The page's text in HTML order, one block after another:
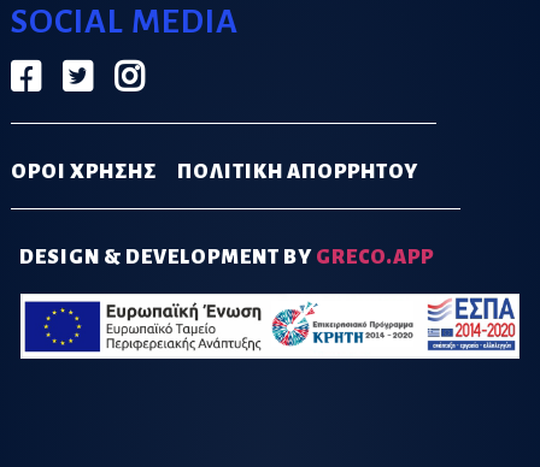
SOCIAL MEDIA
ΟΡΟΙ ΧΡΗΣΗΣ ΠΟΛΙΤΙΚΗ ΑΠΟΡΡΗΤΟΥ
DESIGN & DEVELOPMENT BY GRECO.APP